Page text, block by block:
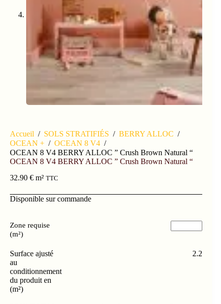
Accueil / SOLS STRATIFIÉS / BERRY ALLOC /
OCEAN + / OCEAN 8 V4 /
OCEAN 8 V4 BERRY ALLOC ” Crush Brown Natural “
OCEAN 8 V4 BERRY ALLOC ” Crush Brown Natural “
32.90 € m² TTC
Disponible sur commande
Zone requise
(m²)
Surface ajusté
au
conditionnement
du produit en
(m²)
2.2